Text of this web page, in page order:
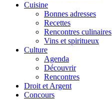
Cuisine
Bonnes adresses
Recettes
Rencontres culinaires
Vins et spiritueux
Culture
Agenda
Découvrir
Rencontres
Droit et Argent
Concours